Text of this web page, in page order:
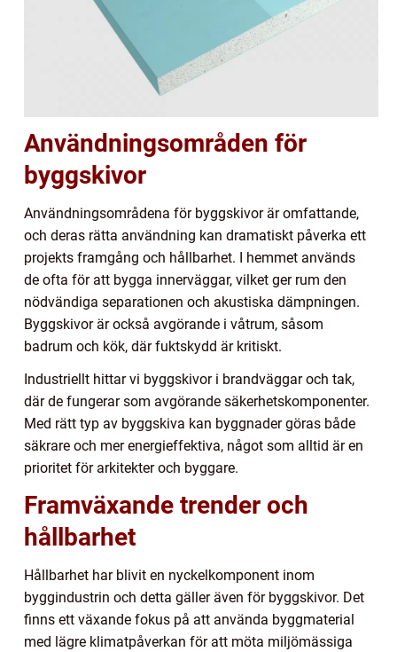
Användningsområden för
byggskivor
Användningsområdena för byggskivor är omfattande,
och deras rätta användning kan dramatiskt påverka ett
projekts framgång och hållbarhet. I hemmet används
de ofta för att bygga innerväggar, vilket ger rum den
nödvändiga separationen och akustiska dämpningen.
Byggskivor är också avgörande i våtrum, såsom
badrum och kök, där fuktskydd är kritiskt.
Industriellt hittar vi byggskivor i brandväggar och tak,
där de fungerar som avgörande säkerhetskomponenter.
Med rätt typ av byggskiva kan byggnader göras både
säkrare och mer energieffektiva, något som alltid är en
prioritet för arkitekter och byggare.
Framväxande trender och
hållbarhet
Hållbarhet har blivit en nyckelkomponent inom
byggindustrin och detta gäller även för byggskivor. Det
finns ett växande fokus på att använda byggmaterial
med lägre klimatpåverkan för att möta miljömässiga